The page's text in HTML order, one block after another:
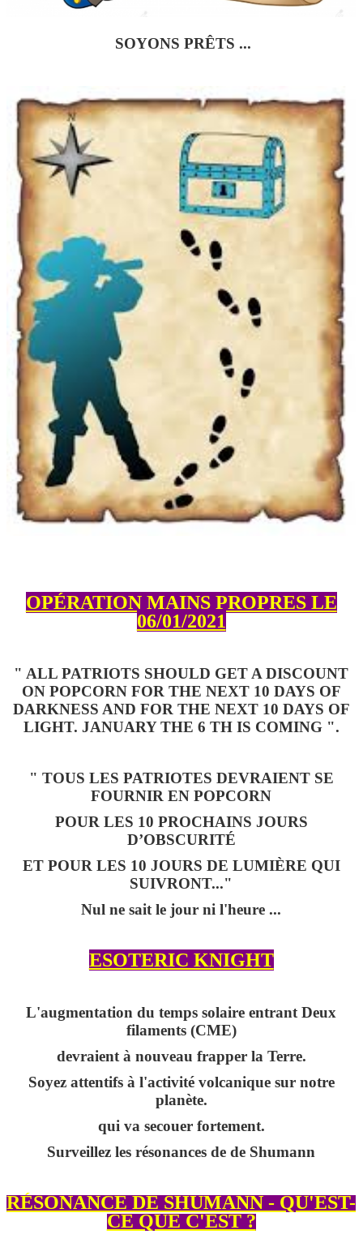
SOYONS PRÊTS ...
OPÉRATION MAINS PROPRES LE
06/01/2021
" ALL PATRIOTS SHOULD GET A DISCOUNT
ON POPCORN FOR THE NEXT 10 DAYS OF
DARKNESS AND FOR THE NEXT 10 DAYS OF
LIGHT. JANUARY THE 6 TH IS COMING ".
" TOUS LES PATRIOTES DEVRAIENT SE
FOURNIR EN POPCORN
POUR LES 10 PROCHAINS JOURS
D’OBSCURITÉ
ET POUR LES 10 JOURS DE LUMIÈRE QUI
SUIVRONT..."
Nul ne sait le jour ni l'heure ...
ESOTERIC KNIGHT
L'augmentation du temps solaire entrant Deux
filaments (CME)
devraient à nouveau frapper la Terre.
Soyez attentifs à l'activité volcanique sur notre
planète.
qui va secouer fortement.
Surveillez les résonances de de Shumann
RÉSONANCE DE SHUMANN - QU'EST-
CE QUE C'EST ?